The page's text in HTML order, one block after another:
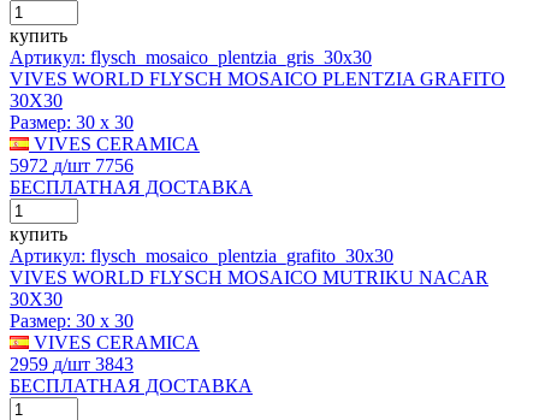
купить
Артикул: flysch_mosaico_plentzia_gris_30x30
VIVES WORLD FLYSCH MOSAICO PLENTZIA GRAFITO
30X30
Размер: 30 x 30
VIVES CERAMICA
5972 д/шт 7756
БЕСПЛАТНАЯ ДОСТАВКА
купить
Артикул: flysch_mosaico_plentzia_grafito_30x30
VIVES WORLD FLYSCH MOSAICO MUTRIKU NACAR
30X30
Размер: 30 x 30
VIVES CERAMICA
2959 д/шт 3843
БЕСПЛАТНАЯ ДОСТАВКА